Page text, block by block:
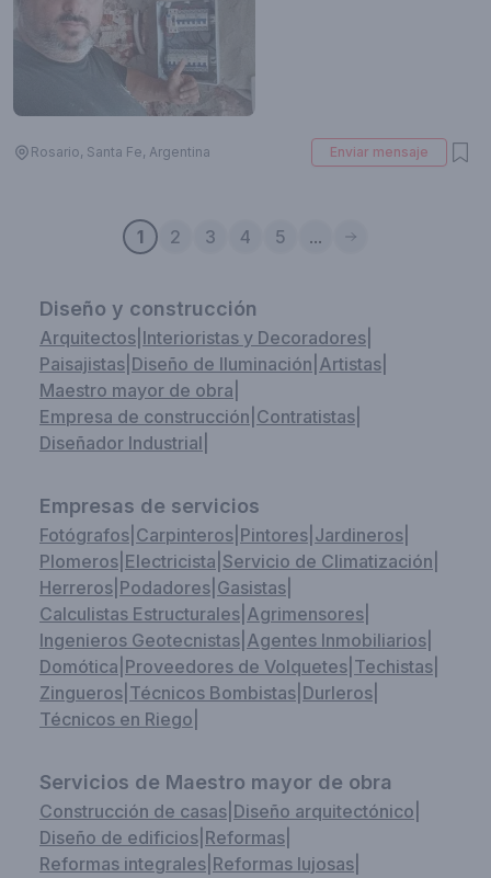
Rosario, Santa Fe, Argentina Enviar mensaje
1 2 3 4 5 ...
Diseño y construcción
Arquitectos Interioristas y Decoradores
Paisajistas Diseño de Iluminación Artistas
Maestro mayor de obra
Empresa de construcción Contratistas
Diseñador Industrial
Empresas de servicios
Fotógrafos Carpinteros Pintores Jardineros
Plomeros Electricista Servicio de Climatización
Herreros Podadores Gasistas
Calculistas Estructurales Agrimensores
Ingenieros Geotecnistas Agentes Inmobiliarios
Domótica Proveedores de Volquetes Techistas
Zingueros Técnicos Bombistas Durleros
Técnicos en Riego
Servicios de Maestro mayor de obra
Construcción de casas Diseño arquitectónico
Diseño de edificios Reformas
Reformas integrales Reformas lujosas